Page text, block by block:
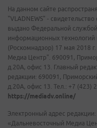
На данном сайте
"VLADNEWS" -
выдано Федеральной
информационных
(Роскомнадзор) 17 мая 2018
Медиа Центр". 690091,
д.20А, офис 13. Главный
редакции: 690091,
д.20А, офис 13. Тел.: +7 (423)
https://mediadv.online/
Электронный адрес
«Дальневосточный Медиа